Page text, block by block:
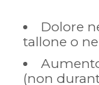
Dolore
tallone o
(non